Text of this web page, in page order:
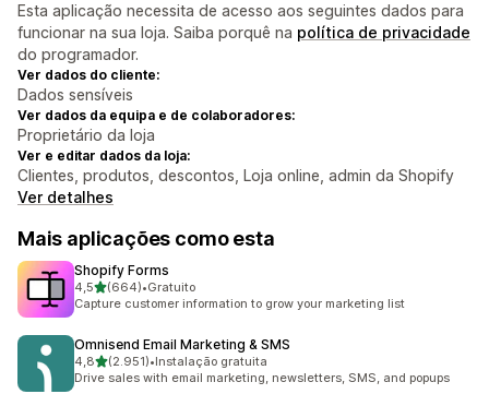
Esta aplicação necessita de acesso aos seguintes dados para
funcionar na sua loja. Saiba porquê na política de privacidade
do programador.
Ver dados do cliente:
Dados sensíveis
Ver dados da equipa e de colaboradores:
Proprietário da loja
Ver e editar dados da loja:
Clientes, produtos, descontos, Loja online, admin da Shopify
Ver detalhes
Mais aplicações como esta
Shopify Forms
4,5de 5 estrelas
(664)
664 total de avaliações
•Gratuito
Capture customer information to grow your marketing list
Omnisend Email Marketing & SMS
4,8de 5 estrelas
(2.951)
2951 total de avaliações
•Instalação gratuita
Drive sales with email marketing, newsletters, SMS, and popups